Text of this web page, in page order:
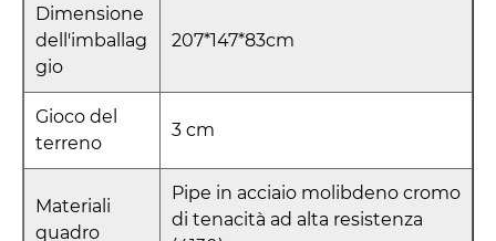
Dimensione
dell'imballag
gio
207*147*83cm
Gioco del
terreno
3 cm
Materiali
quadro
Pipe in acciaio molibdeno cromo
di tenacità ad alta resistenza